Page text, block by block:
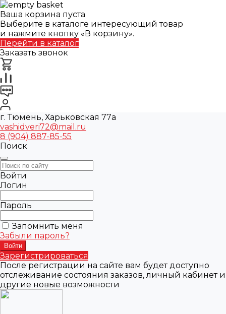
Ваша корзина пуста
Выберите в каталоге интересующий товар
и нажмите кнопку «В корзину».
Перейти в каталог
Заказать звонок
г. Тюмень, Харьковская 77а
vashidveri72@mail.ru
8 (904) 887-85-55
Поиск
Войти
Логин
Пароль
Запомнить меня
Забыли пароль?
Зарегистрироваться
После регистрации на сайте вам будет доступно
отслеживание состояния заказов, личный кабинет и
другие новые возможности